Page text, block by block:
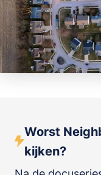
Worst
kijken?